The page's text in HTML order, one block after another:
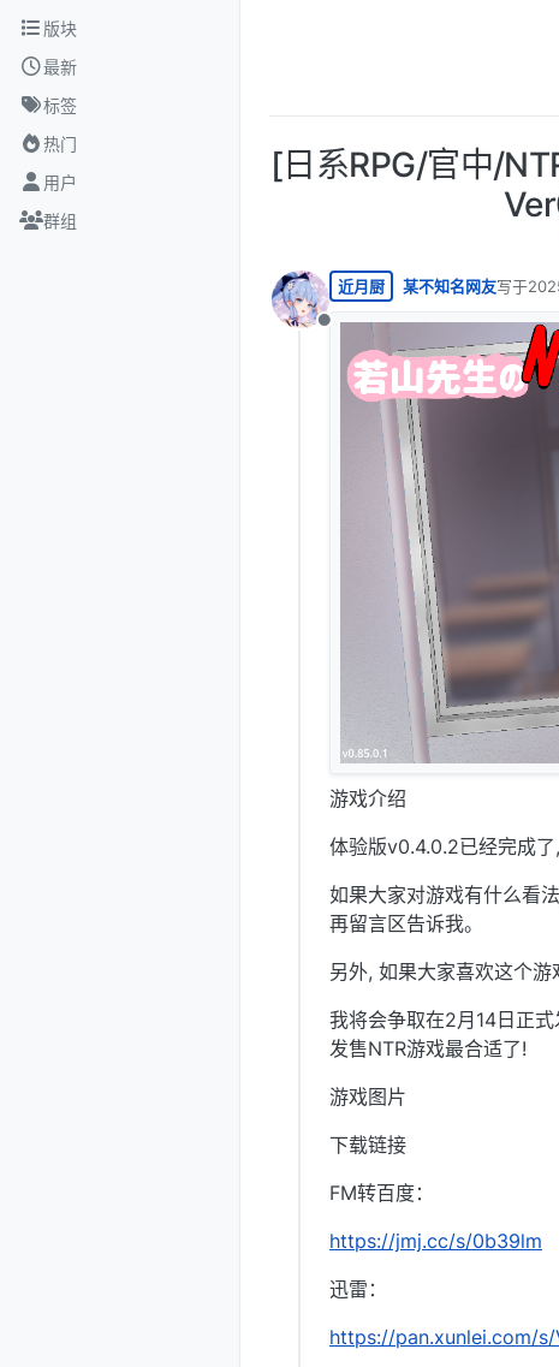
跳转至内容
版块
最新
标签
热门
用户
群组
[日系RPG/官中/
离线
近月厨 某不知名网友写于
最后由
游戏介绍
体验版v0.4.0.2已经完成
如果大家对游戏有什么看
再留言区告诉我。
另外, 如果大家喜欢这个
我将会争取在2月14日正
发售NTR游戏最合适了!
游戏图片
下载链接
FM转百度：
https://jmj.cc/s/0b39lm
迅雷：
https://pan.xunlei.com/